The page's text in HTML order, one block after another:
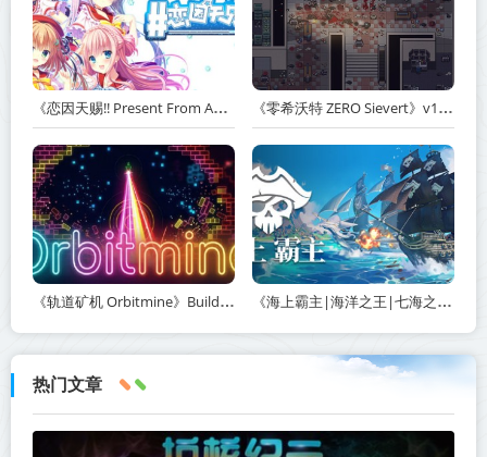
《恋因天赐!! Present From Angel Template!! An Angel's Gift》Build.23930554-免安装中文版丨中文版网盘下载 《零希沃特 ZERO Sievert》v1.2.59-免安装中文版丨中文版网盘下载
《轨道矿机 Orbitmine》Build.24135737-免安装中文版丨中文版网盘下载 《海上霸主|海洋之王|七海之王 King of Seas》v1.20-免安装中文版丨中文版网盘下载
热门文章